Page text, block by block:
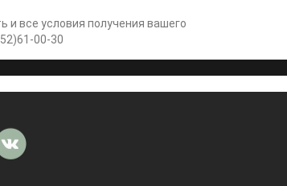
и все условия получения вашего
00-30